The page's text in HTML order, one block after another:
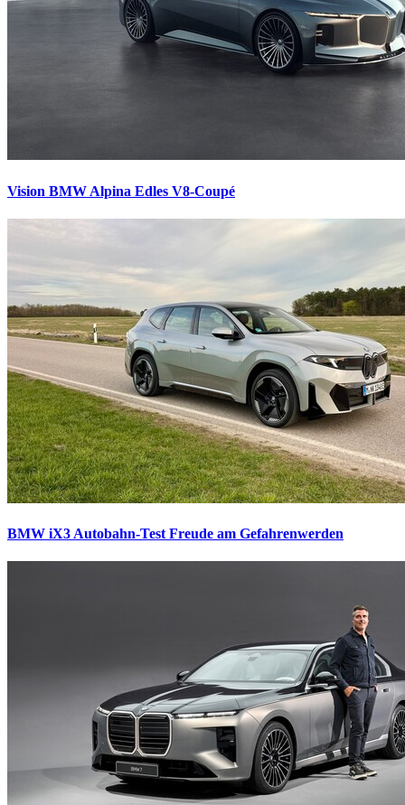
Vision BMW Alpina Edles V8-Coupé
BMW iX3 Autobahn-Test Freude am Gefahrenwerden